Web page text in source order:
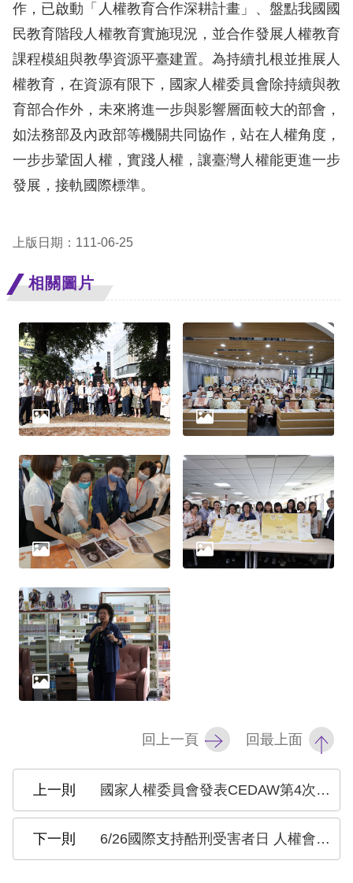
隱
私
權
保
護
策
府
站
料
開
放
宣
無
障
網
宣
言
作，已啟動「人權教育合作深耕計畫」、盤點我國國
民教育階段人權教育實施現況，並合作發展人權教育
課程模組與教學資源平臺建置。為持續扎根並推展人
權教育，在資源有限下，國家人權委員會除持續與教
育部合作外，未來將進一步與影響層面較大的部會，
如法務部及內政部等機關共同協作，站在人權角度，
一步步鞏固人權，實踐人權，讓臺灣人權能更進一步
發展，接軌國際標準。
上版日期：111-06-25
相關圖片
回上一頁 回最上面
國家人權委員會發表CEDAW第4次國家報告獨立評估意見 關注婦女權益 呼籲保障性別平權
6/26國際支持酷刑受害者日 人權會預推防酷機制 呼籲儘速通過《禁止酷刑公約》相關法案